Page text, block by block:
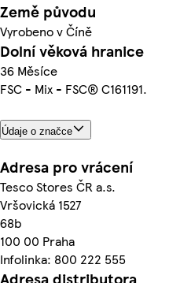
Země původu
Vyrobeno v Číně
Dolní věková hranice
36 Měsíce
FSC - Mix - FSC® C161191.
Údaje o značce
Adresa pro vrácení
Tesco Stores ČR a.s.
Vršovická 1527
68b
100 00 Praha
Infolinka: 800 222 555
Adresa distributora